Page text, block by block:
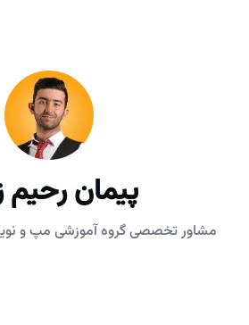
پیمان رحیم
مشاور تخصصی گروه آموزشی مپ و